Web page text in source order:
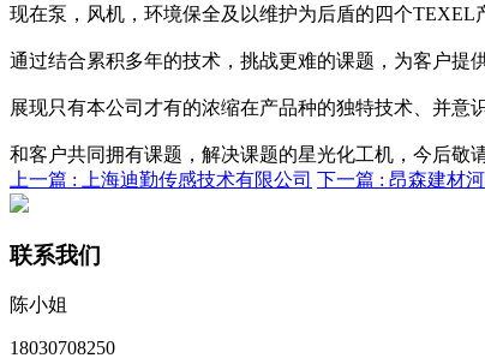
现在泵，风机，环境保全及以维护为后盾的四个TEXEL
通过结合累积多年的技术，挑战更难的课题，为客户提
展现只有本公司才有的浓缩在产品种的独特技术、并意
和客户共同拥有课题，解决课题的星光化工机，今后敬
上一篇 :
上海迪勤传感技术有限公司 下一篇 : 昂森建材
联系我们
陈小姐
18030708250